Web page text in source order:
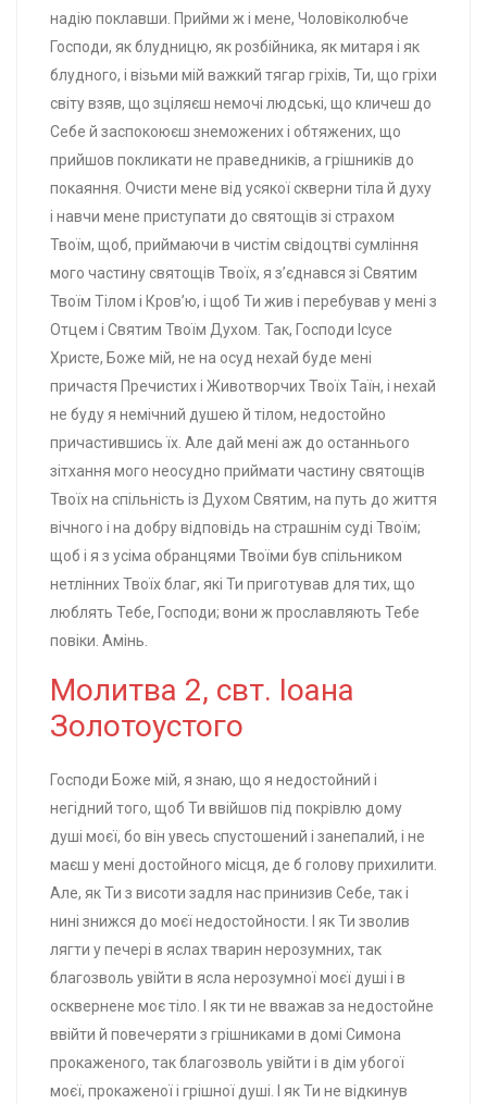
надію поклавши. Прийми ж і мене, Чоловіколюбче
Господи, як блудницю, як розбійника, як митаря і як
блудного, і візьми мій важкий тягар гріхів, Ти, що гріхи
світу взяв, що зціляєш немочі людські, що кличеш до
Себе й заспокоюєш знеможених і обтяжених, що
прийшов покликати не праведників, а грішників до
покаяння. Очисти мене від усякої скверни тіла й духу
і навчи мене приступати до святощів зі страхом
Твоїм, щоб, приймаючи в чистім свідоцтві сумління
мого частину святощів Твоїх, я з’єднався зі Святим
Твоїм Тілом і Кров’ю, і щоб Ти жив і перебував у мені з
Отцем і Святим Твоїм Духом. Так, Господи Ісусе
Христе, Боже мій, не на осуд нехай буде мені
причастя Пречистих і Животворчих Твоїх Таїн, і нехай
не буду я немічний душею й тілом, недостойно
причастившись їх. Але дай мені аж до останнього
зітхання мого неосудно приймати частину святощів
Твоїх на спільність із Духом Святим, на путь до життя
вічного і на добру відповідь на страшнім суді Твоїм;
щоб і я з усіма обранцями Твоїми був спільником
нетлінних Твоїх благ, які Ти приготував для тих, що
люблять Тебе, Господи; вони ж прославляють Тебе
повіки. Амінь.
Молитва 2, свт. Іоана
Золотоустого
Господи Боже мій, я знаю, що я недостойний і
негідний того, щоб Ти ввійшов під покрівлю дому
душі моєї, бо він увесь спустошений і занепалий, і не
маєш у мені достойного місця, де б голову прихилити.
Але, як Ти з висоти задля нас принизив Себе, так і
нині знижся до моєї недостойности. І як Ти зволив
лягти у печері в яслах тварин нерозумних, так
благозволь увійти в ясла нерозумної моєї душі і в
осквернене моє тіло. І як ти не вважав за недостойне
ввійти й повечеряти з грішниками в домі Симона
прокаженого, так благозволь увійти і в дім убогої
моєї, прокаженої і грішної душі. І як Ти не відкинув